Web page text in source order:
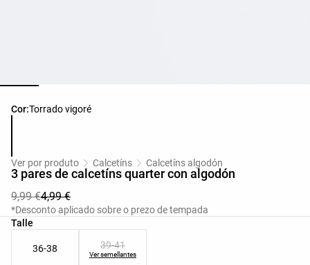
Cor:Torrado vigoré
Lista de cores do produto
Ver por produto Calcetíns Calcetíns algodón
3 pares de calcetíns quarter con algodón
9,99 €4,99 €
*Desconto aplicado sobre o prezo de tempada
Talle
Lista de tallas do produto
36-38 39-41
Ver semellantes